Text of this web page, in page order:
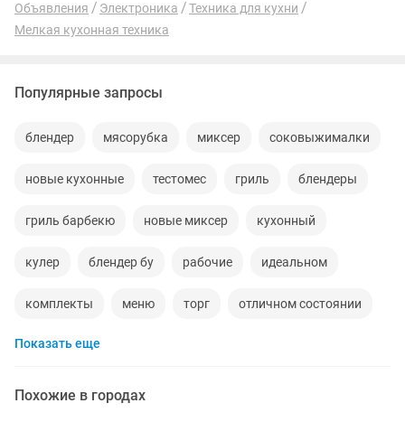
Объявления Электроника
Техника для кухни
Мелкая кухонная техника
Популярные запросы
блендер мясорубка миксер соковыжималки
новые кухонные тестомес гриль блендеры
гриль барбекю новые миксер кухонный
кулер блендер бу рабочие идеальном
комплекты меню торг отличном состоянии
вода гарантия
Показать еще
Похожие в городах